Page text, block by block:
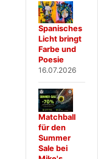
Spanisches
Licht bringt
Farbe und
Poesie
16.07.2026
Matchball
für den
Summer
Sale bei